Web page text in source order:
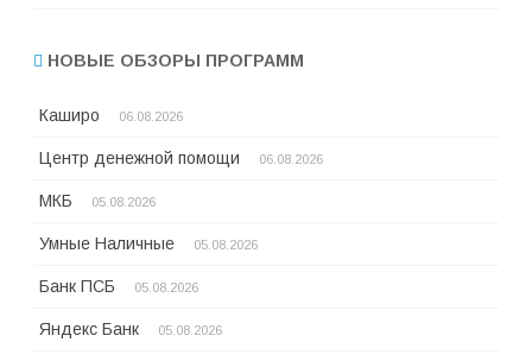
НОВЫЕ ОБЗОРЫ ПРОГРАММ
Каширо 06.08.2026
Центр денежной помощи 06.08.2026
МКБ 05.08.2026
Умные Наличные 05.08.2026
Банк ПСБ 05.08.2026
Яндекс Банк 05.08.2026